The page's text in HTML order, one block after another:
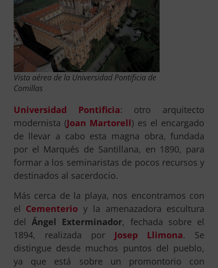
Vista aérea de la Universidad Pontificia de
Comillas
Universidad Pontificia: otro arquitecto
modernista (Joan Martorell) es el encargado
de llevar a cabo esta magna obra, fundada
por el Marqués de Santillana, en 1890, para
formar a los seminaristas de pocos recursos y
destinados al sacerdocio.
Más cerca de la playa, nos encontramos con
el Cementerio y la amenazadora escultura
delÁngel Exterminador, fechada sobre el
1894, realizada por Josep Llimona. Se
distingue desde muchos puntos del pueblo,
ya que está sobre un promontorio con